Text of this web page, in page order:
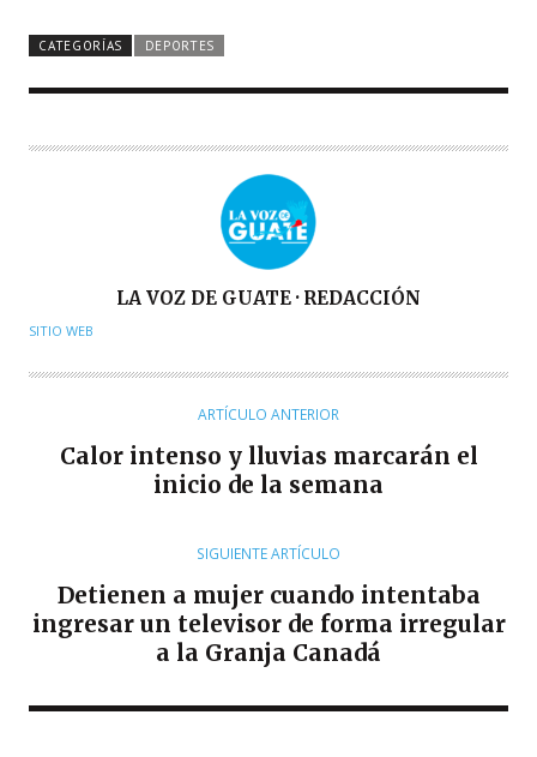
CATEGORÍAS DEPORTES
U
O
LA VOZ DE GUATE · REDACCIÓN
SITIO WEB
ARTÍCULO ANTERIOR
Calor intenso y lluvias marcarán el
inicio de la semana
SIGUIENTE ARTÍCULO
Detienen a mujer cuando intentaba
ingresar un televisor de forma irregular
a la Granja Canadá